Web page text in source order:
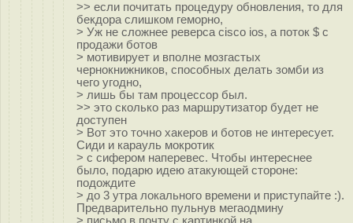
>> если почитать процедуру обновления, то для
бекдора слишком геморно,
> Уж не сложнее реверса cisco ios, а поток $ с
продажи ботов
> мотивирует и вполне мозгастых
чернокнижников, способных делать зомби из
чего угодно,
> лишь бы там процессор был.
>> это сколько раз маршрутизатор будет не
доступен
> Вот это точно хакеров и ботов не интересует.
Сиди и карауль мокротик
> с сифером наперевес. Чтобы интереснее
было, подарю идею атакующей стороне:
подождите
> до 3 утра локального времени и приступайте :).
Предварительно пульнув мегаодмину